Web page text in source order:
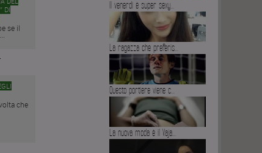
Il venerdì è super sexy...
La ragazza che preferis...
Questo portiere viene c...
La nuova moda è il Vaja...
DI
se il
che